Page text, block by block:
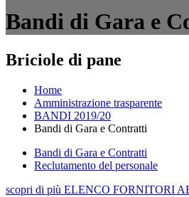
Bandi di Gara e
Briciole di pane
Home
Amministrazione trasparente
BANDI 2019/20
Bandi di Gara e Contratti
Bandi di Gara e Contratti
Reclutamento del personale
scopri di più ELENCO FORNITORI